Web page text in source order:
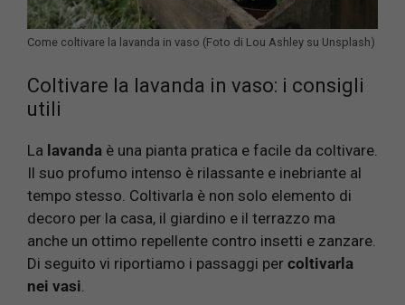
Come coltivare la lavanda in vaso (Foto di Lou Ashley su Unsplash)
Coltivare la lavanda in vaso: i consigli
utili
La lavanda è una pianta pratica e facile da coltivare.
Il suo profumo intenso è rilassante e inebriante al
tempo stesso. Coltivarla è non solo elemento di
decoro per la casa, il giardino e il terrazzo ma
anche un ottimo repellente contro insetti e zanzare.
Di seguito vi riportiamo i passaggi per coltivarla
nei vasi